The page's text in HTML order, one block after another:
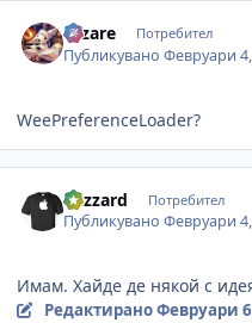
cezare Потребител
ПубликуваноФевруари
WeePreferenceLoader?
blizzard Потребител
ПубликуваноФевруари
Имам. Хайде де някой с
РедактираноФевруари